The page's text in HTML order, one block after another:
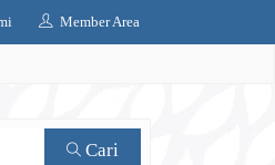
Member Area
Cari